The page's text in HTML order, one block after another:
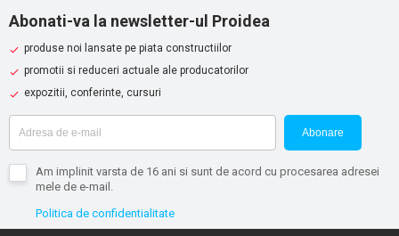
Abonati-va la newsletter-ul Proidea
produse noi lansate pe piata constructiilor
promotii si reduceri actuale ale producatorilor
expozitii, conferinte, cursuri
Abonare
Am implinit varsta de 16 ani si sunt de acord cu procesarea adresei
mele de e-mail.
Politica de confidentialitate